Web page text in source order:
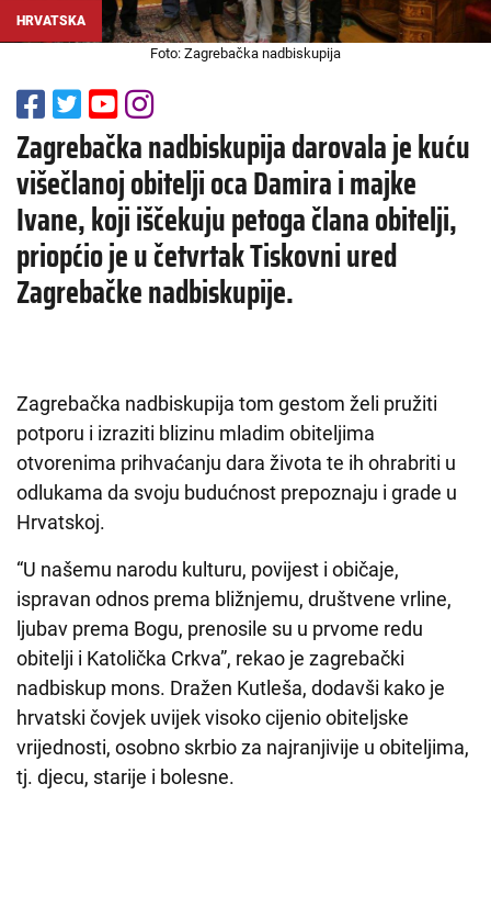
HRVATSKA
Foto: Zagrebačka nadbiskupija
Zagrebačka nadbiskupija darovala je kuću
višečlanoj obitelji oca Damira i majke
Ivane, koji iščekuju petoga člana obitelji,
priopćio je u četvrtak Tiskovni ured
Zagrebačke nadbiskupije.
Zagrebačka nadbiskupija tom gestom želi pružiti
potporu i izraziti blizinu mladim obiteljima
otvorenima prihvaćanju dara života te ih ohrabriti u
odlukama da svoju budućnost prepoznaju i grade u
Hrvatskoj.
“U našemu narodu kulturu, povijest i običaje,
ispravan odnos prema bližnjemu, društvene vrline,
ljubav prema Bogu, prenosile su u prvome redu
obitelji i Katolička Crkva”, rekao je zagrebački
nadbiskup mons. Dražen Kutleša, dodavši kako je
hrvatski čovjek uvijek visoko cijenio obiteljske
vrijednosti, osobno skrbio za najranjivije u obiteljima,
tj. djecu, starije i bolesne.